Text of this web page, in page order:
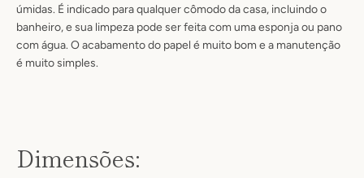
úmidas. É indicado para qualquer cômodo da casa, incluindo o
banheiro, e sua limpeza pode ser feita com uma esponja ou pano
com água. O acabamento do papel é muito bom e a manutenção
é muito simples.
Dimensões: